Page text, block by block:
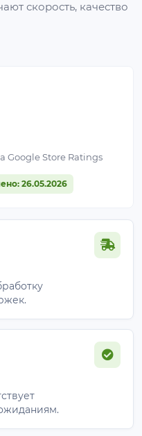
для
клипс,
либо
к почве. Этот
агроволокна
полотно в
материал в тени
лучей во время
скорость, качество
Google Store Ratings
26.05.2026